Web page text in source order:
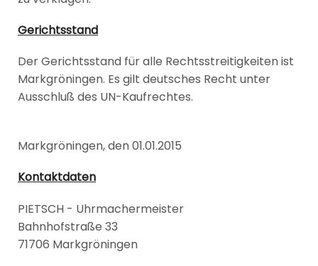
Gerichtsstand
Der Gerichtsstand für alle Rechtsstreitigkeiten ist
Markgröningen. Es gilt deutsches Recht unter
Ausschluß des UN-Kaufrechtes.
Markgröningen, den 01.01.2015
Kontaktdaten
PIETSCH - Uhrmachermeister
Bahnhofstraße 33
71706 Markgröningen